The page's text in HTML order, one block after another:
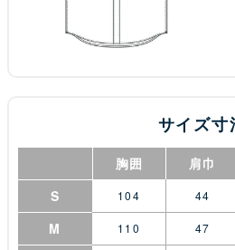
サイズ寸
胸囲 肩巾
S
104 44
M 110 47